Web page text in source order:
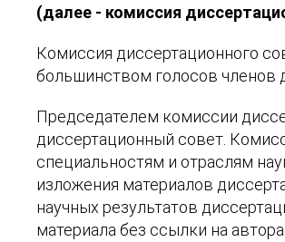
(далее - комиссия
Комиссия диссертационного
большинством голосов членов
Председателем комиссии
диссертационный совет.
специальностям и отраслям
изложения материалов
научных результатов
материала без ссылки на